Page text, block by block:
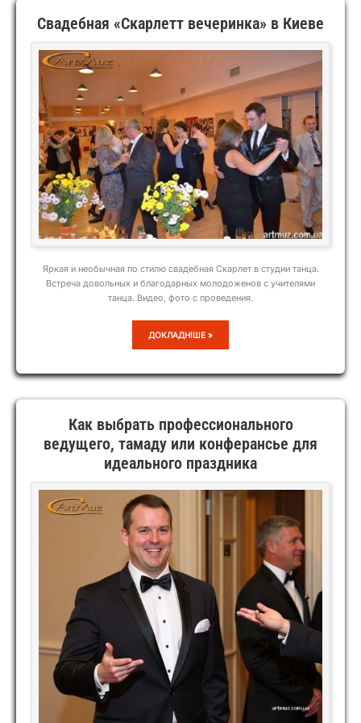
Свадебная «Скарлетт вечеринка» в Киеве
Яркая и необычная по стилю свадебная Скарлет в студии танца.
Встреча довольных и благодарных молодоженов с учителями
танца. Видео, фото с проведения.
СВАДЕБНАЯ
«СКАРЛЕТТ
В
ДОКЛАДНІШЕ »
Как выбрать профессионального
ведущего, тамаду или конферансье для
идеального праздника